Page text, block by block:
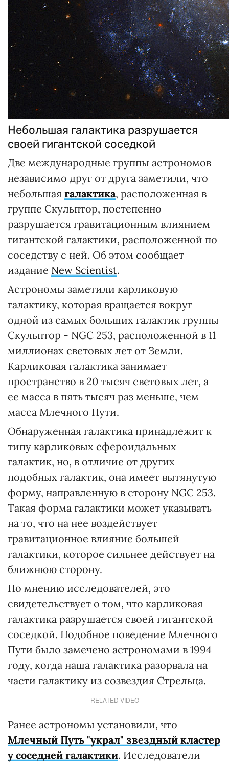
Небольшая галактика разрушается
своей гигантской соседкой
Две международные группы астрономов
независимо друг от друга заметили, что
небольшая галактика, расположенная в
группе Скульптор, постепенно
разрушается гравитационным влиянием
гигантской галактики, расположенной по
соседству с ней. Об этом сообщает
издание New Scientist.
Астрономы заметили карликовую
галактику, которая вращается вокруг
одной из самых больших галактик группы
Скульптор - NGC 253, расположенной в 11
миллионах световых лет от Земли.
Карликовая галактика занимает
пространство в 20 тысяч световых лет, а
ее масса в пять тысяч раз меньше, чем
масса Млечного Пути.
Обнаруженная галактика принадлежит к
типу карликовых сфероидальных
галактик, но, в отличие от других
подобных галактик, она имеет вытянутую
форму, направленную в сторону NGC 253.
Такая форма галактики может указывать
на то, что на нее воздействует
гравитационное влияние большей
галактики, которое сильнее действует на
ближнюю сторону.
По мнению исследователей, это
свидетельствует о том, что карликовая
галактика разрушается своей гигантской
соседкой. Подобное поведение Млечного
Пути было замечено астрономами в 1994
году, когда наша галактика разорвала на
части галактику из созвездия Стрельца.
RELATED VIDEO
Ранее астрономы установили, что
Млечный Путь "украл" звездный кластер
у соседней галактики. Исследователи